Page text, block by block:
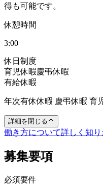
得も可能です。
休憩時間
3:00
休日制度
育児休暇慶弔休暇
有給休暇
年次有休休暇 慶弔休暇 育
詳細を閉じる
働き方について詳しく知り
募集要項
必須要件